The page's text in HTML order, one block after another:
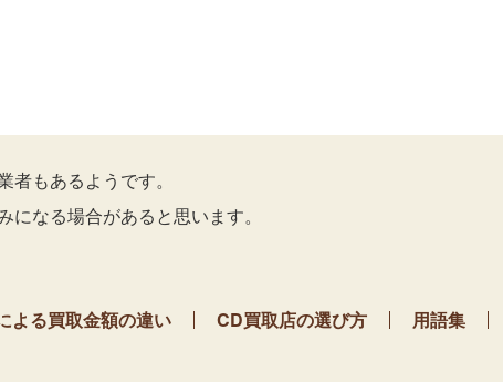
もあるようです。
なる場合があると思います。
よる買取金額の違い CD買取店の選び方 用語集